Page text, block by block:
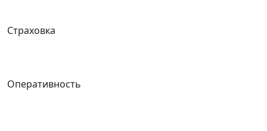
Страховка
Оперативность